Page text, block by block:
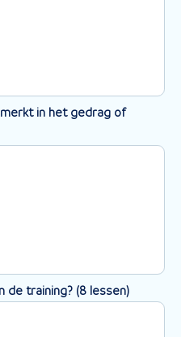
in het gedrag of
de training? (8 lessen)